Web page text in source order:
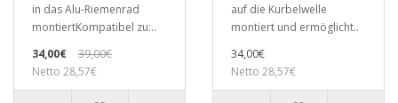
in das Alu-Riemenrad
montiertKompatibel zu:..
34,00€
39,00€
Netto 28,57€
auf die Kurbelwelle
montiert und ermöglicht..
34,00€
Netto 28,57€